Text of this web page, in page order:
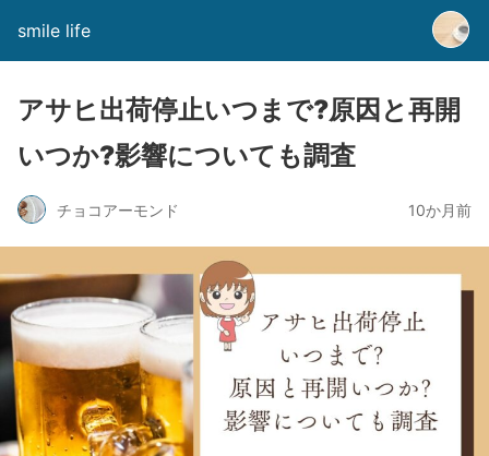
smile life
アサヒ出荷停止いつまで?原因と再開
いつか?影響についても調査
チョコアーモンド 10か月前